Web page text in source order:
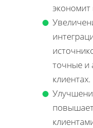
экономит
точные и
клиентах.